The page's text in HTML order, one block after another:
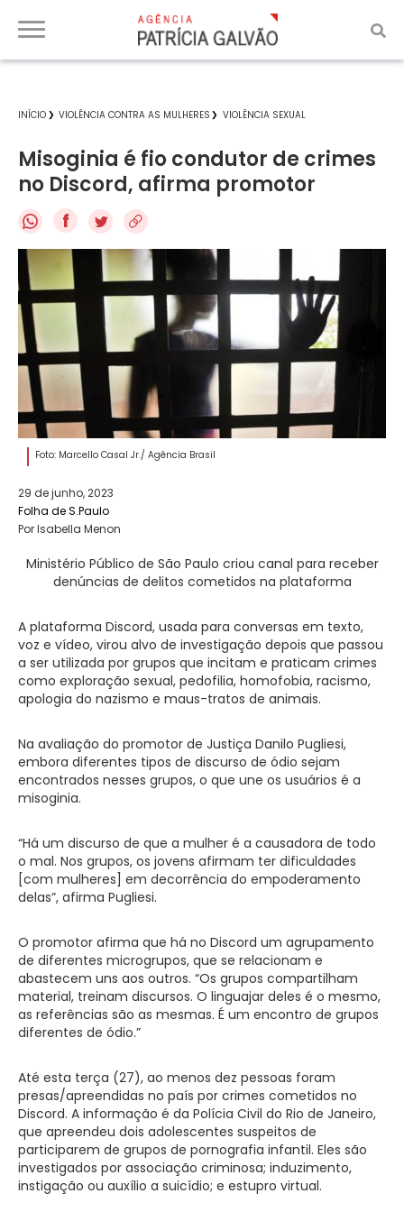
INÍCIO VIOLÊNCIA CONTRA AS MULHERES VIOLÊNCIA SEXUAL
Misoginia é fio condutor de crimes
no Discord, afirma promotor
f
Foto: Marcello Casal Jr./ Agência Brasil
29 de junho, 2023
Folha de S.Paulo
Por Isabella Menon
Ministério Público de São Paulo criou canal para receber
denúncias de delitos cometidos na plataforma
A plataforma Discord, usada para conversas em texto,
voz e vídeo, virou alvo de investigação depois que passou
a ser utilizada por grupos que incitam e praticam crimes
como exploração sexual, pedofilia, homofobia, racismo,
apologia do nazismo e maus-tratos de animais.
Na avaliação do promotor de Justiça Danilo Pugliesi,
embora diferentes tipos de discurso de ódio sejam
encontrados nesses grupos, o que une os usuários é a
misoginia.
“Há um discurso de que a mulher é a causadora de todo
o mal. Nos grupos, os jovens afirmam ter dificuldades
[com mulheres] em decorrência do empoderamento
delas”, afirma Pugliesi.
O promotor afirma que há no Discord um agrupamento
de diferentes microgrupos, que se relacionam e
abastecem uns aos outros. “Os grupos compartilham
material, treinam discursos. O linguajar deles é o mesmo,
as referências são as mesmas. É um encontro de grupos
diferentes de ódio.”
Até esta terça (27), ao menos dez pessoas foram
presas/apreendidas no país por crimes cometidos no
Discord. A informação é da Polícia Civil do Rio de Janeiro,
que apreendeu dois adolescentes suspeitos de
participarem de grupos de pornografia infantil. Eles são
investigados por associação criminosa; induzimento,
instigação ou auxílio a suicídio; e estupro virtual.